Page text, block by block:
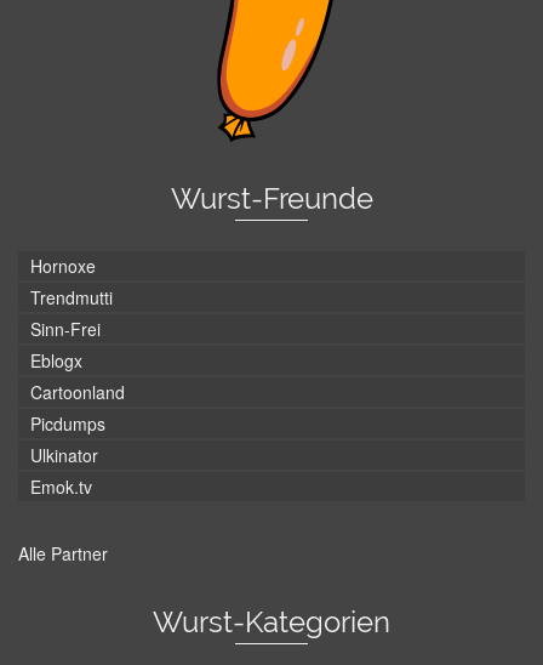
Wurst-Freunde
Hornoxe
Trendmutti
Sinn-Frei
Eblogx
Cartoonland
Picdumps
Ulkinator
Emok.tv
Alle Partner
Wurst-Kategorien